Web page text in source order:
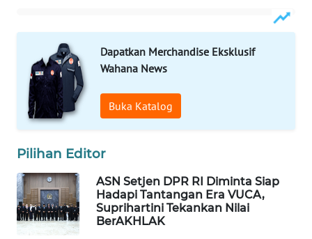
Dapatkan Merchandise Eksklusif
Wahana News
Buka Katalog
Pilihan Editor
ASN Setjen DPR RI Diminta Siap
Hadapi Tantangan Era VUCA,
Suprihartini Tekankan Nilai
BerAKHLAK
WN
BORNEO
Wahana
Media
NEWS
WAHANA
TANI